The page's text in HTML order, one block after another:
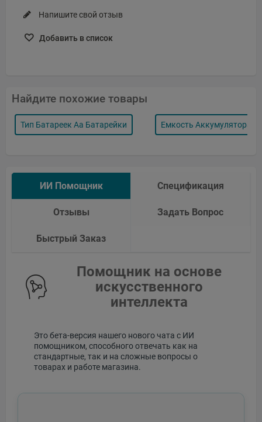
Напишите свой отзыв
Добавить в список
Найдите похожие товары
Тип Батареек Aa Батарейки Емкость Аккумулятора,
ИИ Помощник Спецификация
Отзывы Задать Вопрос
Быстрый Заказ
Помощник на основе
искусственного
интеллекта
Это бета-версия нашего нового чата с ИИ
помощником, способного отвечать как на
стандартные, так и на сложные вопросы о
товарах и работе магазина.